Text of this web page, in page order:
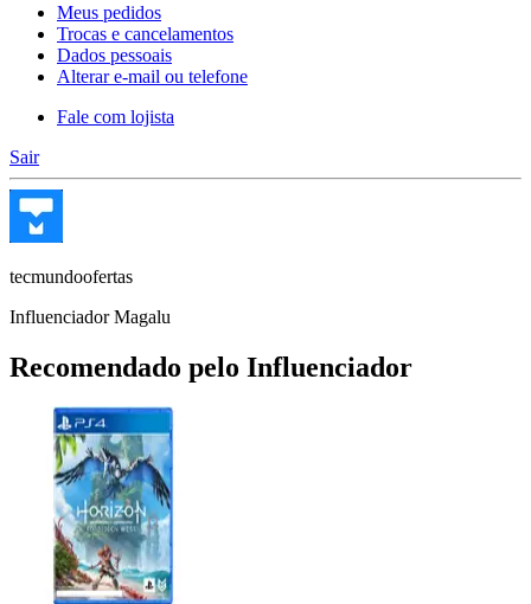
Meus pedidos
Trocas e cancelamentos
Dados pessoais
Alterar e-mail ou telefone
Fale com lojista
Sair
tecmundoofertas
Influenciador Magalu
Recomendado pelo Influenciador